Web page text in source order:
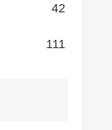
42
111